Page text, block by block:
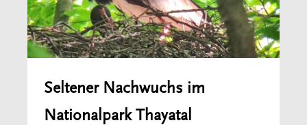
Seltener Nachwuchs im
Nationalpark Thayatal